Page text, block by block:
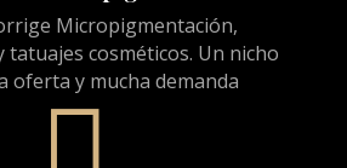
Micropigmentación,
tatuajes cosméticos. Un nicho
oferta y mucha demanda